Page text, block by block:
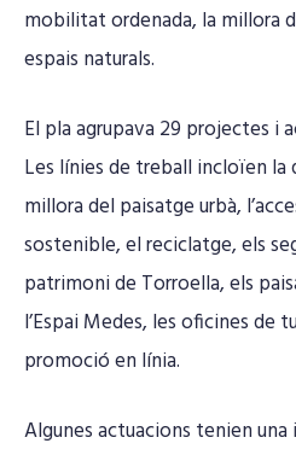
mobilitat ordenada, la millora
espais naturals.
El pla agrupava 29 projectes i
Les línies de treball incloïen
millora del paisatge urbà,
sostenible, el reciclatge, els
patrimoni de Torroella, els
l’Espai Medes, les oficines de
promoció en línia.
Algunes actuacions tenien